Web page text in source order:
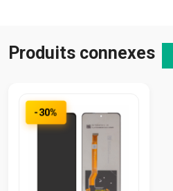
Produits connexes
-30%